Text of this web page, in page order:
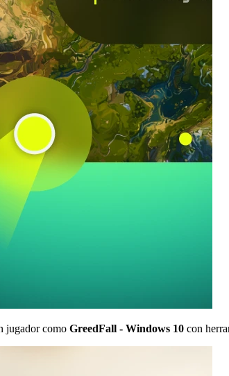
jugador como GreedFall - Windows 10 con